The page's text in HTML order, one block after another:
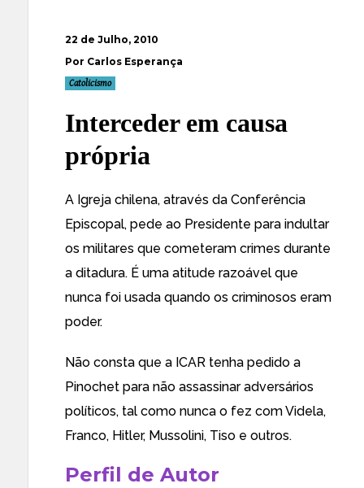
22 de Julho, 2010
Por Carlos Esperança
Catolicismo
Interceder em causa
própria
A Igreja chilena, através da Conferência
Episcopal, pede ao Presidente para indultar
os militares que cometeram crimes durante
a ditadura. É uma atitude razoável que
nunca foi usada quando os criminosos eram
poder.
Não consta que a ICAR tenha pedido a
Pinochet para não assassinar adversários
políticos, tal como nunca o fez com Videla,
Franco, Hitler, Mussolini, Tiso e outros.
Perfil de Autor